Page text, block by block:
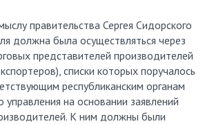
правительства Сергея Сидорского
должна была осуществляться через
представителей производителей
списки которых поручалось
республиканским органам
управления на основании заявлений
К ним должны были